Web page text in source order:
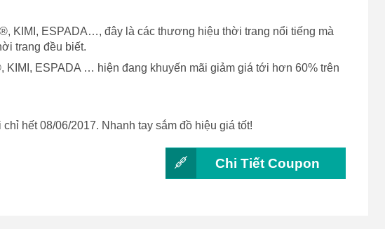
KIMI, ESPADA…, đây là các thương hiệu thời trang nổi tiếng mà
trang đều biết.
KIMI, ESPADA … hiện đang khuyến mãi giảm giá tới hơn 60% trên
hết 08/06/2017. Nhanh tay sắm đồ hiệu giá tốt!
Chi Tiết Coupon